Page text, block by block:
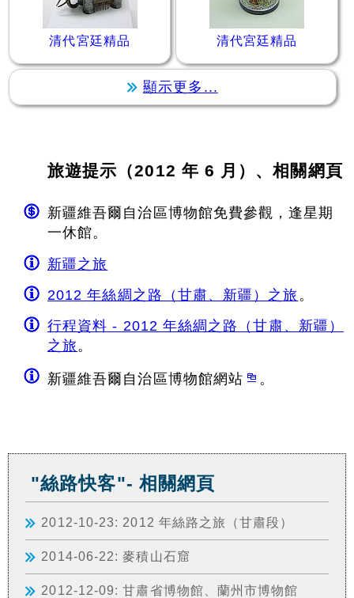
清代宮廷精品 清代宮廷精品
顯示更多...
旅遊提示（2012 年 6 月）、相關網頁
新疆維吾爾自治區博物館免費參觀，逢星期
一休館。
新疆之旅
2012 年絲綢之路（甘肅、新疆）之旅 。
行程資料 - 2012 年絲綢之路（甘肅、新疆）
之旅。
新疆維吾爾自治區博物館網站 。
"絲路快客"- 相關網頁
2012-10-23: 2012 年絲路之旅（甘肅段）
2014-06-22: 麥積山石窟
2012-12-09: 甘肅省博物館、蘭州市博物館